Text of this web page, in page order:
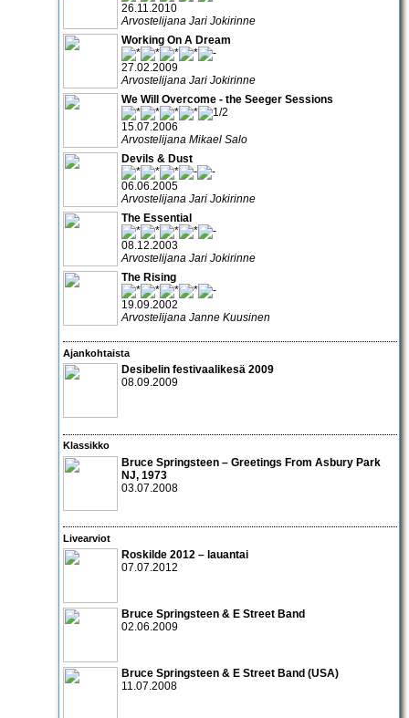
26.11.2010
Arvostelijana Jari Jokirinne
Working On A Dream
27.02.2009
Arvostelijana Jari Jokirinne
We Will Overcome - the Seeger Sessions
15.07.2006
Arvostelijana Mikael Salo
Devils & Dust
06.06.2005
Arvostelijana Jari Jokirinne
The Essential
08.12.2003
Arvostelijana Jari Jokirinne
The Rising
19.09.2002
Arvostelijana Janne Kuusinen
Ajankohtaista
Desibelin festivaalikesä 2009
08.09.2009
Klassikko
Bruce Springsteen – Greetings From Asbury Park
NJ, 1973
03.07.2008
Livearviot
Roskilde 2012 – lauantai
07.07.2012
Bruce Springsteen & E Street Band
02.06.2009
Bruce Springsteen & E Street Band (USA)
11.07.2008